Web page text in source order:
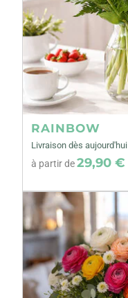
RAINBOW
Livraison dès aujourd'hui
à partir de29,90 €